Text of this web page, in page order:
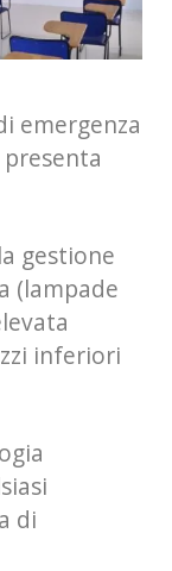
emergenza
gestione
(lampade
inferiori
di